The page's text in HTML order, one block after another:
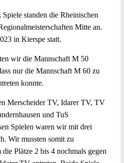
standen die Rheinischen
Mitte an.
in Kierspe statt.
wir die Mannschaft M 50
nur die Mannschaft M 60 zu
konnte.
Merscheider TV, Idarer TV, TV
und TuS
Spielen waren wir mit drei
Wir mussten somit zu
Plätze 2 bis 4 nochmals gegen